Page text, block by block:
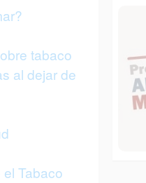
tabaco
al dejar de
Tabaco